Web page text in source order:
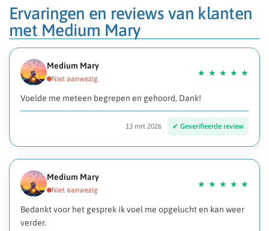
Ervaringen en reviews van klanten
met Medium Mary
Medium Mary
Voelde me meteen begrepen en gehoord, Dank!
13 mrt 2026
Medium Mary
Bedankt voor het gesprek ik voel me opgelucht en kan weer
verder.